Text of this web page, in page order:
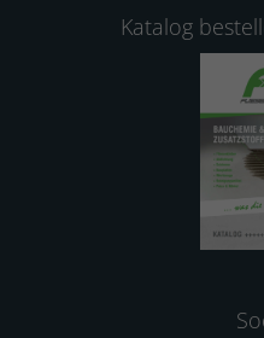
Katalog